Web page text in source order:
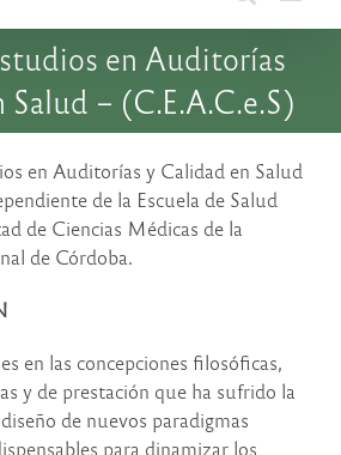
en Auditorías
Salud – (C.E.A.C.e.S)
en Auditorías y Calidad en Salud
de la Escuela de Salud
de Ciencias Médicas de la
de Córdoba.
en las concepciones filosóficas,
y de prestación que ha sufrido la
de nuevos paradigmas
para dinamizar los